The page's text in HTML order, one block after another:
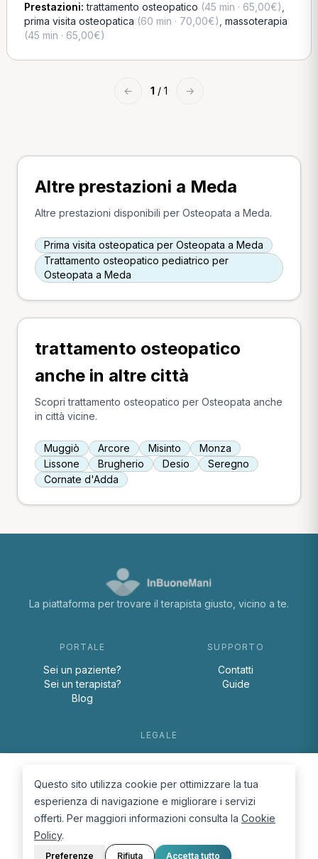
Prestazioni:trattamento osteopatico (45 min · 65,00€)
prima visita osteopatica (60 min · 70,00€) massoterapia
(45 min · 65,00€)
← 1 / 1 →
Altre prestazioni a Meda
Altre prestazioni disponibili per Osteopata a Meda.
Prima visita osteopatica per Osteopata a Meda
Trattamento osteopatico pediatrico per
Osteopata a Meda
trattamento osteopatico
anche in altre città
Scopri trattamento osteopatico per Osteopata anche
in città vicine.
Muggiò Arcore Misinto
Monza
Lissone
Brugherio Desio
Seregno
Cornate d'Adda
La piattaforma per trovare il terapista giusto, vicino a te.
PORTALE
Sei un paziente?
Sei un terapista?
Blog
SUPPORTO
Contatti
Guide
LEGALE
Cookie Policy
Questo sito utilizza cookie per ottimizzare la tua
esperienza di navigazione e migliorare i servizi
offerti. Per maggiori informazioni consulta la Cookie
Policy.
Preferenze Rifiuta Accetta tutto